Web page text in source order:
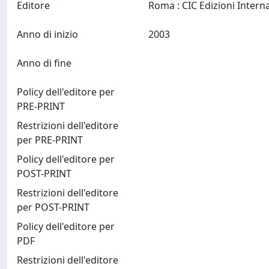
Editore
Anno di inizio
Anno di fine
Policy dell'editore per
PRE-PRINT
Restrizioni dell'editore
per PRE-PRINT
Policy dell'editore per
POST-PRINT
Restrizioni dell'editore
per POST-PRINT
Policy dell'editore per
PDF
Restrizioni dell'editore